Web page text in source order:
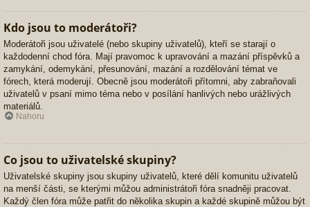
Kdo jsou to moderátoři?
Moderátoři jsou uživatelé (nebo skupiny uživatelů), kteří se starají o
každodenní chod fóra. Mají pravomoc k upravování a mazání příspěvků a
zamykání, odemykání, přesunování, mazání a rozdělování témat ve
fórech, která moderují. Obecně jsou moderátoři přítomni, aby zabraňovali
uživatelů v psaní mimo téma nebo v posílání hanlivých nebo urážlivých
materiálů.
Nahoru
Co jsou to uživatelské skupiny?
Uživatelské skupiny jsou skupiny uživatelů, které dělí komunitu uživatelů
na menší části, se kterými můžou administrátoři fóra snadněji pracovat.
Každý člen fóra může patřit do několika skupin a každé skupině můžou být